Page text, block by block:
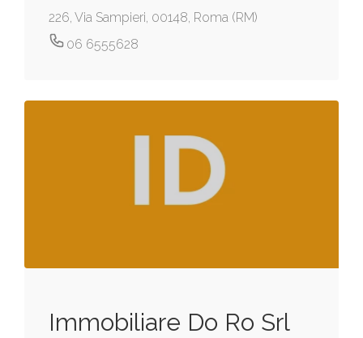
226, Via Sampieri, 00148, Roma (RM)
06 6555628
Immobiliare Do Ro Srl